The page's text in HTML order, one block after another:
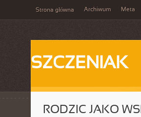
Strona główna Archiwum Meta
SZCZENIAK
RODZIC JAKO